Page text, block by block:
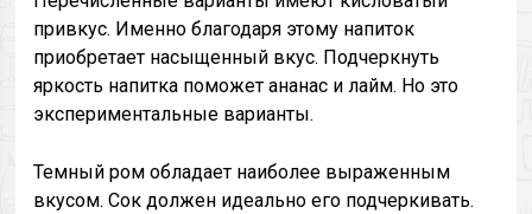
привкус. Именно благодаря этому напиток
приобретает насыщенный вкус. Подчеркнуть
яркость напитка поможет ананас и лайм. Но это
экспериментальные варианты.
Темный ром обладает наиболее выраженным
вкусом. Сок должен идеально его подчеркивать.